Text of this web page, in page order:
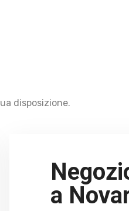
disposizione.
a